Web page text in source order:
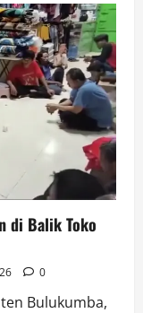
di Balik Toko
0
Bulukumba,